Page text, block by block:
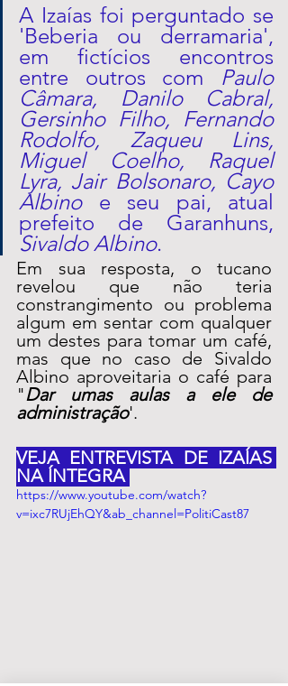
A Izaías foi perguntado se
'Beberia ou derramaria',
em fictícios encontros
entre outros com Paulo
Câmara, Danilo Cabral,
Gersinho Filho, Fernando
Rodolfo, Zaqueu Lins,
Miguel Coelho, Raquel
Lyra, Jair Bolsonaro, Cayo
Albino e seu pai, atual
Sivaldo Albino.
Em sua resposta, o tucano
revelou que não teria
constrangimento ou problema
algum em sentar com qualquer
um destes para tomar um café,
mas que no caso de Sivaldo
Albino aproveitaria o café para
"Dar umas aulas a ele de
administração'.
VEJA ENTREVISTA DE IZAÍAS
NA ÍNTEGRA
https://www.youtube.com/watch?
v=ixc7RUjEhQY&ab_channel=PolitiCast87